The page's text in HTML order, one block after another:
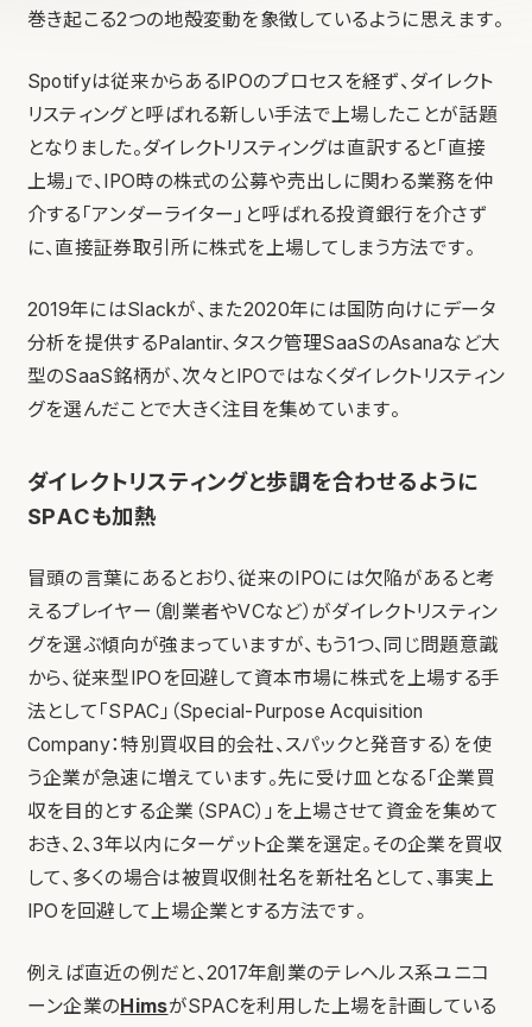
巻き起こる2つの地殻変動を象徴しているように思えます。
Spotifyは従来からあるIPOのプロセスを経ず、ダイレクト
リスティングと呼ばれる新しい手法で上場したことが話題
となりました。ダイレクトリスティングは直訳すると「直接
上場」で、IPO時の株式の公募や売出しに関わる業務を仲
介する「アンダーライター」と呼ばれる投資銀行を介さず
に、直接証券取引所に株式を上場してしまう方法です。
2019年にはSlackが、また2020年には国防向けにデータ
分析を提供するPalantir、タスク管理SaaSのAsanaなど大
型のSaaS銘柄が、次々とIPOではなくダイレクトリスティン
グを選んだことで大きく注目を集めています。
ダイレクトリスティングと歩調を合わせるように
SPACも加熱
冒頭の言葉にあるとおり、従来のIPOには欠陥があると考
えるプレイヤー（創業者やVCなど）がダイレクトリスティン
グを選ぶ傾向が強まっていますが、もう1つ、同じ問題意識
から、従来型IPOを回避して資本市場に株式を上場する手
法として「SPAC」（Special-Purpose Acquisition
Company：特別買収目的会社、スパックと発音する）を使
う企業が急速に増えています。先に受け皿となる「企業買
収を目的とする企業（SPAC）」を上場させて資金を集めて
おき、2、3年以内にターゲット企業を選定。その企業を買収
して、多くの場合は被買収側社名を新社名として、事実上
IPOを回避して上場企業とする方法です。
例えば直近の例だと、2017年創業のテレヘルス系ユニコ
ーン企業の HimsがSPACを利用した上場を計画している